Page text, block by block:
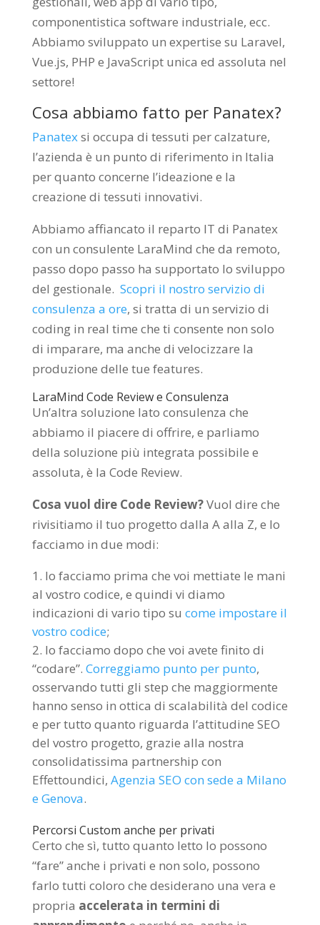
componentistica software industriale, ecc.
Abbiamo sviluppato un expertise su Laravel,
Vue.js, PHP e JavaScript unica ed assoluta nel
settore!
Cosa abbiamo fatto per Panatex?
Panatexsi occupa di tessuti per calzature,
l’azienda è un punto di riferimento in Italia
per quanto concerne l’ideazione e la
creazione di tessuti innovativi.
Abbiamo affiancato il reparto IT di Panatex
con un consulente LaraMind che da remoto,
passo dopo passo ha supportato lo sviluppo
del gestionale. Scopri il nostro servizio di
consulenza a ore, si tratta di un servizio di
coding in real time che ti consente non solo
di imparare, ma anche di velocizzare la
produzione delle tue features.
LaraMind Code Review e Consulenza
Un’altra soluzione lato consulenza che
abbiamo il piacere di offrire, e parliamo
della soluzione più integrata possibile e
assoluta, è la Code Review.
Cosa vuol dire Code Review?Vuol dire che
rivisitiamo il tuo progetto dalla A alla Z, e lo
facciamo in due modi:
lo facciamo prima che voi mettiate le mani
al vostro codice, e quindi vi diamo
indicazioni di vario tipo su come impostare il
vostro codice;
lo facciamo dopo che voi avete finito di
“codare”. Correggiamo punto per punto,
osservando tutti gli step che maggiormente
hanno senso in ottica di scalabilità del codice
e per tutto quanto riguarda l’attitudine SEO
del vostro progetto, grazie alla nostra
consolidatissima partnership con
Effettoundici, Agenzia SEO con sede a Milano
e Genova.
Percorsi Custom anche per privati
Certo che sì, tutto quanto letto lo possono
“fare” anche i privati e non solo, possono
farlo tutti coloro che desiderano una vera e
propria accelerata in termini di